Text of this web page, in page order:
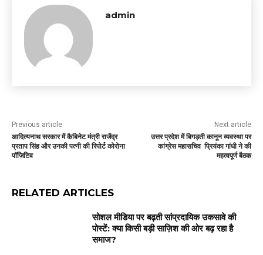
admin
Previous article
आदित्यनाथ सरकार में कैबिनेट मंत्री राजेंद्र
प्रताप सिंह और उनकी पत्नी की रिपोर्ट कोरोना
पॉजिटिव
Next article
उत्तर प्रदेश में बिगड़ती कानून व्यवस्था पर
कांग्रेस महासचिव प्रियंका गांधी ने की
महत्वपूर्ण बैठक
RELATED ARTICLES
सोशल मीडिया पर बढ़ती सांप्रदायिक उकसावे की
पोस्टें: क्या किसी बड़ी साज़िश की ओर बढ़ रहा है
समाज?